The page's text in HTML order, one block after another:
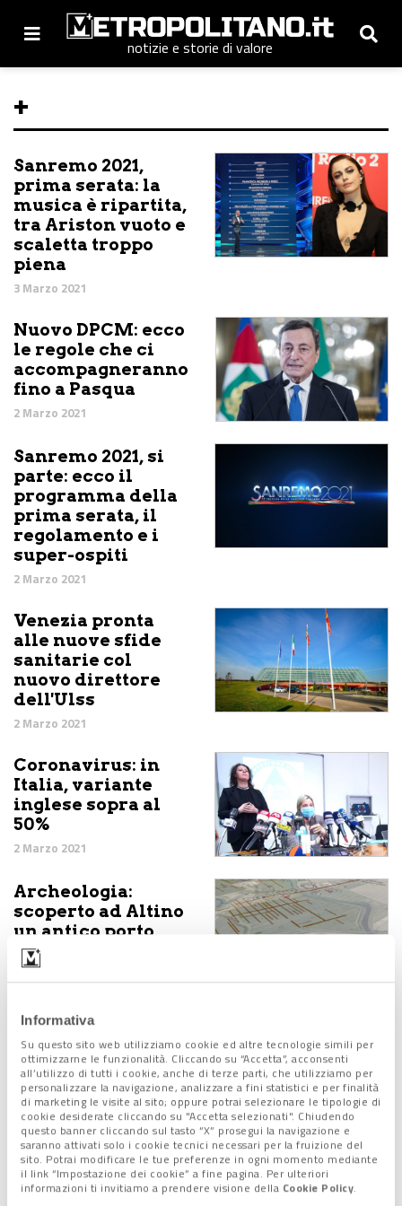
Informativa
Su questo sito web utilizziamo cookie ed altre tecnologie simili per
ottimizzarne le funzionalità. Cliccando su “Accetta”, acconsenti
all’utilizzo di tutti i cookie, anche di terze parti, che utilizziamo per
personalizzare la navigazione, analizzare a fini statistici e per finalità
di marketing le visite al sito; oppure potrai selezionare le tipologie di
cookie desiderate cliccando su "Accetta selezionati". Chiudendo
questo banner cliccando sul tasto “X” prosegui la navigazione e
saranno attivati solo i cookie tecnici necessari per la fruizione del
sito. Potrai modificare le tue preferenze in ogni momento mediante
il link “Impostazione dei cookie” a fine pagina. Per ulteriori
informazioni ti invitiamo a prendere visione della Cookie Policy.
notizie e storie di valore
+
Sanremo 2021,
prima serata: la
musica è ripartita,
tra Ariston vuoto e
scaletta troppo
piena
3 Marzo 2021
Nuovo DPCM: ecco
le regole che ci
accompagneranno
fino a Pasqua
2 Marzo 2021
Sanremo 2021, si
parte: ecco il
programma della
prima serata, il
regolamento e i
super-ospiti
2 Marzo 2021
Venezia pronta
alle nuove sfide
sanitarie col
nuovo direttore
dell'Ulss
2 Marzo 2021
Coronavirus: in
Italia, variante
inglese sopra al
50%
2 Marzo 2021
Archeologia:
scoperto ad Altino
un antico porto
diffuso
2 Marzo 2021
Physx: la nuova
idea di
distanziamento
sociale dinamico
2 Marzo 2021
Nuovo
commissario per
l'emergenza